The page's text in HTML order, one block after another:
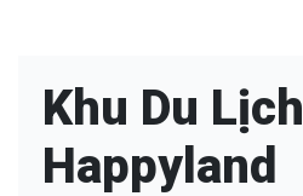
Khu Du Lịch
Happyland